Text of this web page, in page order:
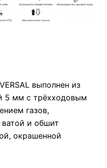
выполнен из
5 мм с трёхходовым
газов,
и обшит
окрашенной